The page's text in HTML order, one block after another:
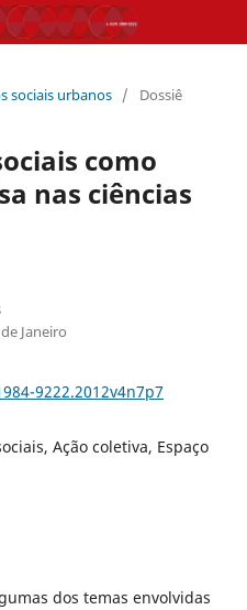
sociais urbanos / Dossiê
como
nas ciências
Janeiro
9222.2012v4n7p7
Ação coletiva, Espaço
dos temas envolvidas